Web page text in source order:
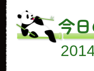
今